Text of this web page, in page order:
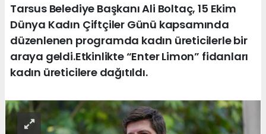
Tarsus Belediye Başkanı Ali Boltaç, 15 Ekim
Dünya Kadın Çiftçiler Günü kapsamında
düzenlenen programda kadın üreticilerle bir
araya geldi.Etkinlikte “Enter Limon” fidanları
kadın üreticilere dağıtıldı.